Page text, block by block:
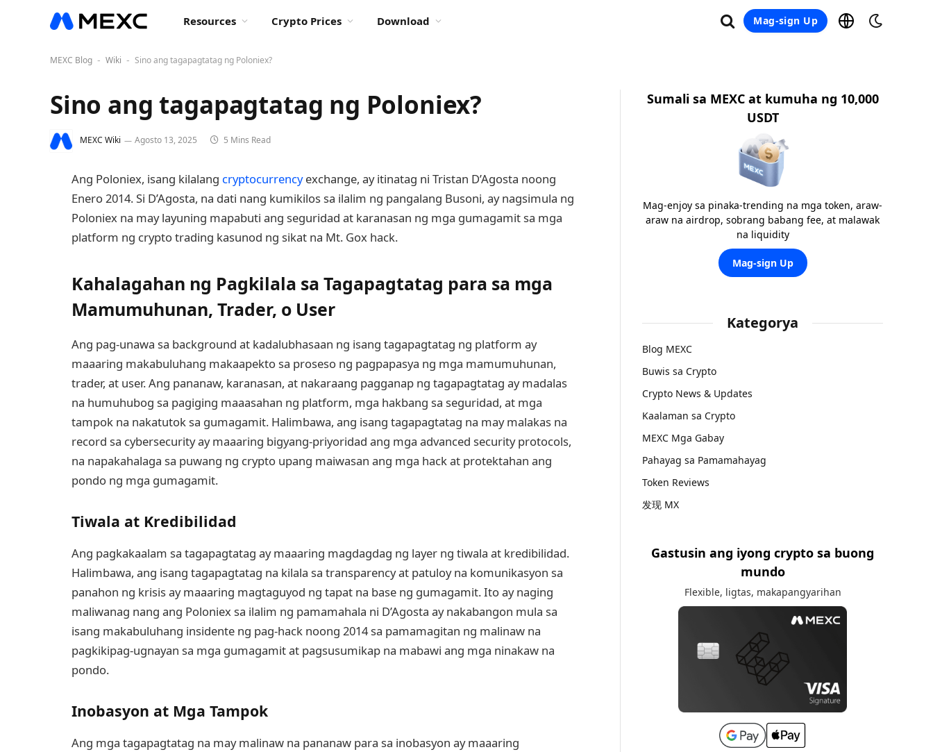
Resources Crypto Prices Download Mag-sign Up
MEXC Blog - Wiki - Sino ang tagapagtatag ng Poloniex?
Sino ang tagapagtatag ng Poloniex?
MEXC Wiki Agosto 13, 2025 5 Mins Read
Ang Poloniex, isang kilalang cryptocurrencyexchange, ay itinatag ni Tristan D’Agosta noong
Enero 2014. Si D’Agosta, na dati nang kumikilos sa ilalim ng pangalang Busoni, ay nagsimula ng
Poloniex na may layuning mapabuti ang seguridad at karanasan ng mga gumagamit sa mga
platform ng crypto trading kasunod ng sikat na Mt. Gox hack.
Kahalagahan ng Pagkilala sa Tagapagtatag para sa mga
Mamumuhunan, Trader, o User
Ang pag-unawa sa background at kadalubhasaan ng isang tagapagtatag ng platform ay
maaaring makabuluhang makaapekto sa proseso ng pagpapasya ng mga mamumuhunan,
trader, at user. Ang pananaw, karanasan, at nakaraang pagganap ng tagapagtatag ay madalas
na humuhubog sa pagiging maaasahan ng platform, mga hakbang sa seguridad, at mga
tampok na nakatutok sa gumagamit. Halimbawa, ang isang tagapagtatag na may malakas na
record sa cybersecurity ay maaaring bigyang-priyoridad ang mga advanced security protocols,
na napakahalaga sa puwang ng crypto upang maiwasan ang mga hack at protektahan ang
pondo ng mga gumagamit.
Tiwala at Kredibilidad
Ang pagkakaalam sa tagapagtatag ay maaaring magdagdag ng layer ng tiwala at kredibilidad.
Halimbawa, ang isang tagapagtatag na kilala sa transparency at patuloy na komunikasyon sa
panahon ng krisis ay maaaring magtaguyod ng tapat na base ng gumagamit. Ito ay naging
maliwanag nang ang Poloniex sa ilalim ng pamamahala ni D’Agosta ay nakabangon mula sa
isang makabuluhang insidente ng pag-hack noong 2014 sa pamamagitan ng malinaw na
pagkikipag-ugnayan sa mga gumagamit at pagsusumikap na mabawi ang mga ninakaw na
pondo.
Inobasyon at Mga Tampok
Ang mga tagapagtatag na may malinaw na pananaw para sa inobasyon ay maaaring
Sumali sa MEXC at kumuha ng 10,000
USDT
Mag-enjoy sa pinaka-trending na mga token, araw-
araw na airdrop, sobrang babang fee, at malawak
na liquidity
Mag-sign Up
Kategorya
Blog MEXC
Buwis sa Crypto
Crypto News & Updates
Kaalaman sa Crypto
MEXC Mga Gabay
Pahayag sa Pamamahayag
Token Reviews
发现 MX
Gastusin ang iyong crypto sa buong
mundo
Flexible, ligtas, makapangyarihan